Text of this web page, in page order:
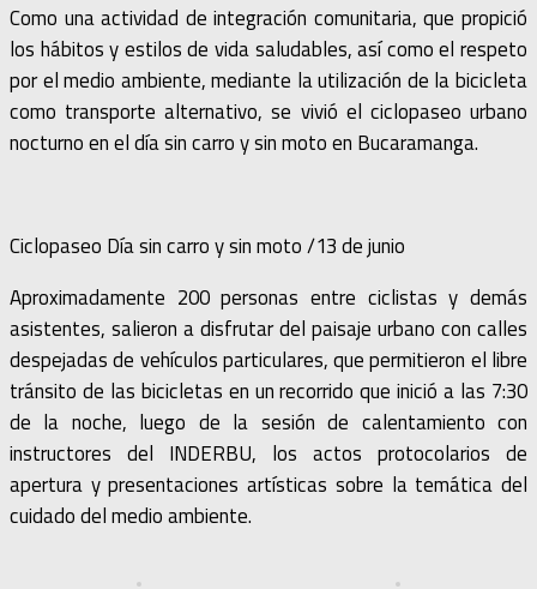
Como una actividad de integración comunitaria, que propició
los hábitos y estilos de vida saludables, así como el respeto
por el medio ambiente, mediante la utilización de la bicicleta
como transporte alternativo, se vivió el ciclopaseo urbano
nocturno en el día sin carro y sin moto en Bucaramanga.
Ciclopaseo Día sin carro y sin moto /13 de junio
Aproximadamente 200 personas entre ciclistas y demás
asistentes, salieron a disfrutar del paisaje urbano con calles
despejadas de vehículos particulares, que permitieron el libre
tránsito de las bicicletas en un recorrido que inició a las 7:30
de la noche, luego de la sesión de calentamiento con
instructores del INDERBU, los actos protocolarios de
apertura y presentaciones artísticas sobre la temática del
cuidado del medio ambiente.